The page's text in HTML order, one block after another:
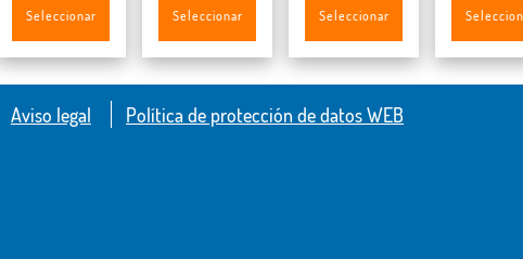
Seleccionar Seleccionar Seleccionar
Aviso legal Política de protección de datos WEB